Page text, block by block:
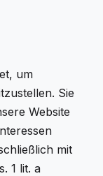
um
Sie
Website
mit
1 lit. a